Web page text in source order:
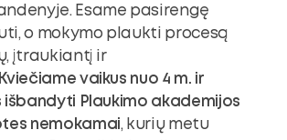
Esame pasirengę
o mokymo plaukti procesą
įtraukiantį ir
Kviečiame vaikus nuo 4 m. ir
išbandyti Plaukimo akademijos
nemokamai , kurių metu